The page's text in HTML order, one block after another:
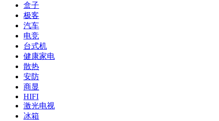
盒子
极客
汽车
电竞
台式机
健康家电
散热
安防
商显
HIFI
激光电视
冰箱